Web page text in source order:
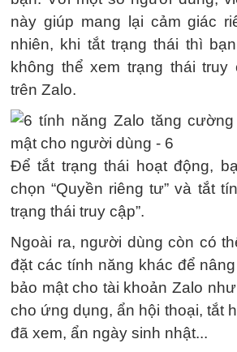
này giúp mang lại cảm giác
nhiên, khi tắt trạng thái thì
không thể xem trạng thái
trên Zalo.
Để tắt trạng thái hoạt động,
chọn “Quyền riêng tư” và tắt
trạng thái truy cập”.
Ngoài ra, người dùng còn có
đặt các tính năng khác để
bảo mật cho tài khoản Zalo
cho ứng dụng, ẩn hội thoại, tắt
đã xem, ẩn ngày sinh nhật...